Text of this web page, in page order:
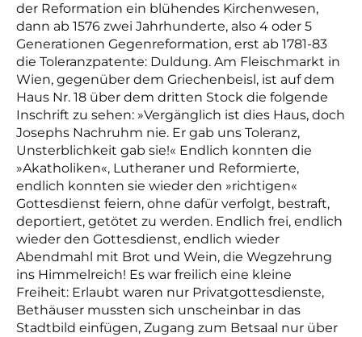
der Reformation ein blühendes Kirchenwesen,
dann ab 1576 zwei Jahrhunderte, also 4 oder 5
Generationen Gegenreformation, erst ab 1781-83
die Toleranzpatente: Duldung. Am Fleischmarkt in
Wien, gegenüber dem Griechenbeisl, ist auf dem
Haus Nr. 18 über dem dritten Stock die folgende
Inschrift zu sehen: »Vergänglich ist dies Haus, doch
Josephs Nachruhm nie. Er gab uns Toleranz,
Unsterblichkeit gab sie!« Endlich konnten die
»Akatholiken«, Lutheraner und Reformierte,
endlich konnten sie wieder den »richtigen«
Gottesdienst feiern, ohne dafür verfolgt, bestraft,
deportiert, getötet zu werden. Endlich frei, endlich
wieder den Gottesdienst, endlich wieder
Abendmahl mit Brot und Wein, die Wegzehrung
ins Himmelreich! Es war freilich eine kleine
Freiheit: Erlaubt waren nur Privatgottesdienste,
Bethäuser mussten sich unscheinbar in das
Stadtbild einfügen, Zugang zum Betsaal nur über